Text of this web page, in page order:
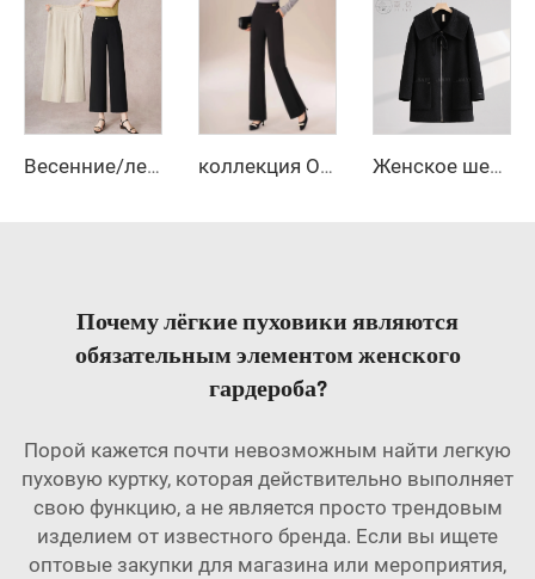
Весенние/летние новые свободные брюки с широкими штанинами, стройнящие брюки с прямым поясом, повседневные брюки, женские прямые брюки длиной девять дюймов коллекция Осень-Зима 2025 — новые свободные прямые повседневные брюки с высокой талией, размер — облегающий крой с однотонным рисунком Женское шерстяное зимнее пальто с однопуговичным воротником, наполненное перьями, с застежкой-пуговицей, очень тёплое и удобное, короткая модель
Почему лёгкие пуховики являются
обязательным элементом женского
гардероба?
Порой кажется почти невозможным найти легкую
пуховую куртку, которая действительно выполняет
свою функцию, а не является просто трендовым
изделием от известного бренда. Если вы ищете
оптовые закупки для магазина или мероприятия,